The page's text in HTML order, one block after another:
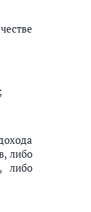
либо
либо